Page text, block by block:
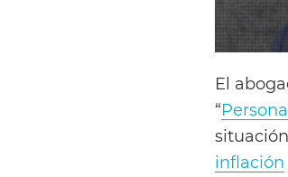
El
“
inflación